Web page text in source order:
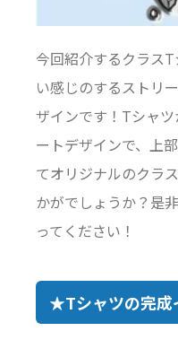
今回紹介するクラス
い感じのするストリ
ザインです！Tシャ
ートデザインで、上
てオリジナルのクラ
かがでしょうか？是
ってください！
★Tシャツの完